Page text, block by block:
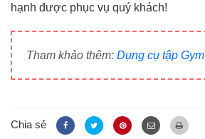
hạnh được phục vụ quý khách!
Tham khảo thêm: Dụng cụ tập Gym
Chia sẻ